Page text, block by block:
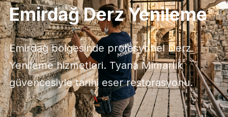
Emirdağ Derz Yenileme
Emirdağ bölgesinde profesyonel Derz
Yenileme hizmetleri. Tyana Mimarlık
güvencesiyle tarihi eser restorasyonu.